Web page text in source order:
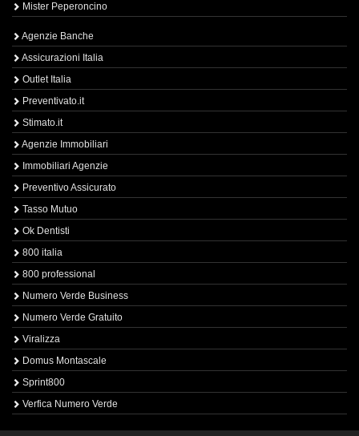
Mister Peperoncino
Agenzie Banche
Assicurazioni Italia
Outlet Italia
Preventivato.it
Stimato.it
Agenzie Immobiliari
Immobiliari Agenzie
Preventivo Assicurato
Tasso Mutuo
Ok Dentisti
800 italia
800 professional
Numero Verde Business
Numero Verde Gratuito
Viralizza
Domus Montascale
Sprint800
Verfica Numero Verde